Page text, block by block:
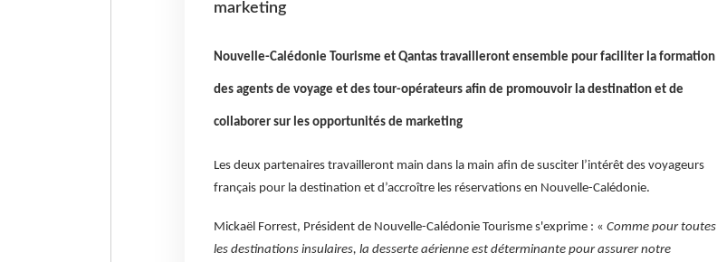
marketing
Nouvelle-Calédonie Tourisme et Qantas travailleront ensemble pour faciliter la formation
des agents de voyage et des tour-opérateurs afin de promouvoir la destination et de
collaborer sur les opportunités de marketing
Les deux partenaires travailleront main dans la main afin de susciter l’intérêt des voyageurs
français pour la destination et d’accroître les réservations en Nouvelle-Calédonie.
Mickaël Forrest, Président de Nouvelle-Calédonie Tourisme s'exprime : « Comme pour toutes
les destinations insulaires, la desserte aérienne est déterminante pour assurer notre